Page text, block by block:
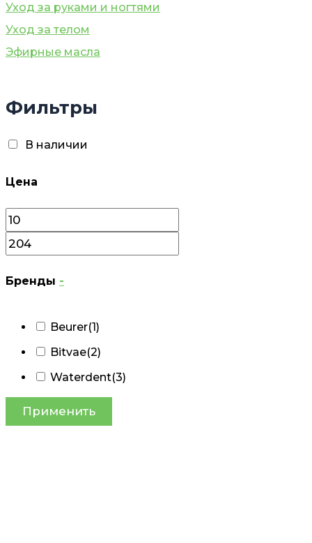
Уход за руками и ногтями
Уход за телом
Эфирные масла
Фильтры
В наличии
Цена
Бренды -
Beurer(1)
Bitvae(2)
Waterdent(3)
Применить